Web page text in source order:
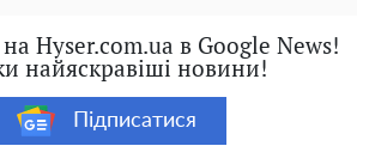
Hyser.com.ua в Google News!
найяскравіші новини!
Підписатися